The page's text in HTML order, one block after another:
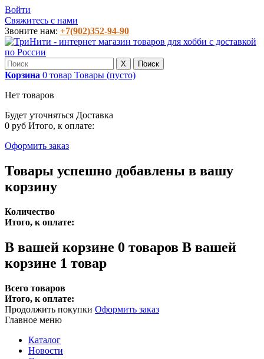
Войти
Свяжитесь с нами
Звоните нам: +7(902)352-94-90
X Поиск
Корзина 0 товар Товары (пусто)
Нет товаров
Будет уточняться Доставка
0 руб Итого, к оплате:
Оформить заказ
Товары успешно добавлены в вашу
корзину
Количество
Итого, к оплате:
В вашей корзине 0 товаров В вашей
корзине 1 товар
Всего товаров
Итого, к оплате:
Продолжить покупки Оформить заказ
Главное меню
Каталог
Новости